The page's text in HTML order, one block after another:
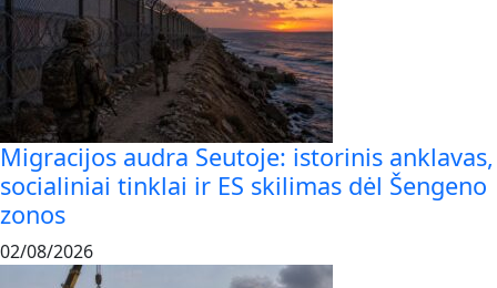
Migracijos audra Seutoje: istorinis anklavas,
socialiniai tinklai ir ES skilimas dėl Šengeno
zonos
02/08/2026